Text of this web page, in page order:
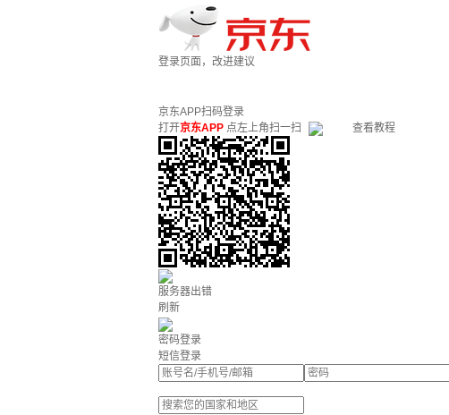
登录页面，改进建议
京东APP扫码登录
打开京东APP 点左上角扫一扫 查看教程
服务器出错
刷新
密码登录
短信登录